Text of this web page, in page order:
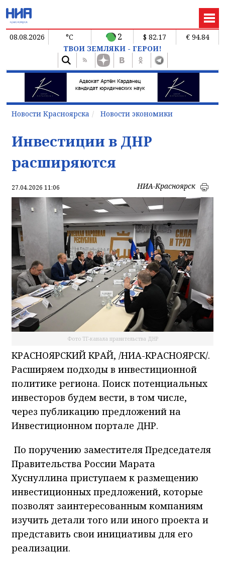
08.08.2026 °C 2 $ 82.17
€ 94.84
ТВОИ ЗЕМЛЯКИ - ГЕРОИ!
Новости Красноярска Новости экономики
Инвестиции в ДНР
расширяются
27.04.2026 11:06 НИА-Красноярск
Фото ТГ-канала правительства ДНР
КРАСНОЯРСКИЙ КРАЙ, /НИА-КРАСНОЯРСК/.
Расширяем подходы в инвестиционной
политике региона. Поиск потенциальных
инвесторов будем вести, в том числе,
через публикацию предложений на
Инвестиционном портале ДНР.
По поручению заместителя Председателя
Правительства России Марата
Хуснуллина приступаем к размещению
инвестиционных предложений, которые
позволят заинтересованным компаниям
изучить детали того или иного проекта и
представить свои инициативы для его
реализации.